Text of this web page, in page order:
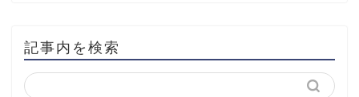
記事内を検索